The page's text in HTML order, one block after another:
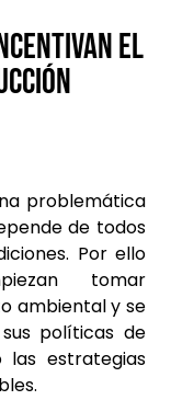
el
problemática
de todos
Por ello
tomar
ambiental y se
políticas de
las estrategias